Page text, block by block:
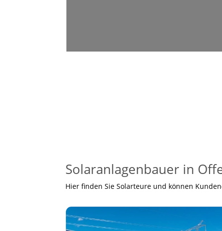
Solaranlagenbauer in
Hier finden Sie Solarteure und können